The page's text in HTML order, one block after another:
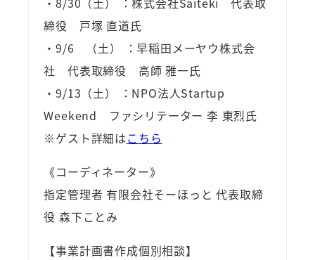
締役 戸塚 直道氏
・9/6 （土） ：早稲田メーヤウ株式会
社 代表取締役 高師 雅一氏
・9/13（土） ：NPO法人Startup
Weekend ファシリテーター 李 東烈氏
※ゲスト詳細はこちら
《コーディネーター》
指定管理者 有限会社そーほっと 代表取締
役 森下ことみ
【事業計画書作成個別相談】